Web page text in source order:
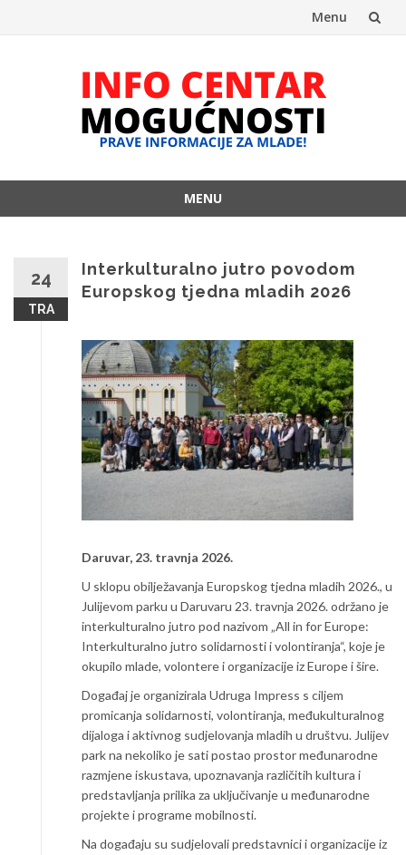
Menu
MENU
24
TRA
Interkulturalno jutro povodom
Europskog tjedna mladih 2026
Daruvar, 23. travnja 2026.
U sklopu obilježavanja Europskog tjedna mladih 2026., u
Julijevom parku u Daruvaru 23. travnja 2026. održano je
interkulturalno jutro pod nazivom „All in for Europe:
Interkulturalno jutro solidarnosti i volontiranja“, koje je
okupilo mlade, volontere i organizacije iz Europe i šire.
Događaj je organizirala Udruga Impress s ciljem
promicanja solidarnosti, volontiranja, međukulturalnog
dijaloga i aktivnog sudjelovanja mladih u društvu. Julijev
park na nekoliko je sati postao prostor međunarodne
razmjene iskustava, upoznavanja različitih kultura i
predstavljanja prilika za uključivanje u međunarodne
projekte i programe mobilnosti.
Na događaju su sudjelovali predstavnici i organizacije iz